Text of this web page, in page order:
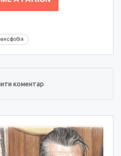
коментар